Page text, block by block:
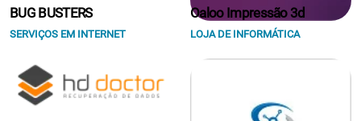
BUG BUSTERS
SERVIÇOS EM INTERNET
Oaloo Impressão 3d
LOJA DE INFORMÁTICA